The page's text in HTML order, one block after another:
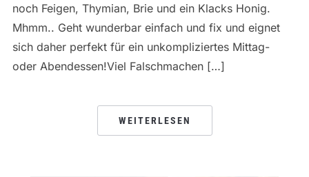
noch Feigen, Thymian, Brie und ein Klacks Honig.
Mhmm.. Geht wunderbar einfach und fix und eignet
sich daher perfekt für ein unkompliziertes Mittag-
oder Abendessen!Viel Falschmachen […]
WEITERLESEN